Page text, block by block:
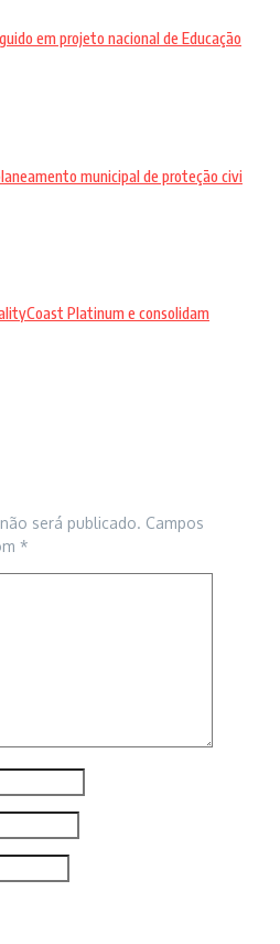
em projeto nacional de Educação
municipal de proteção civi
Platinum e consolidam
será publicado. Campos
*